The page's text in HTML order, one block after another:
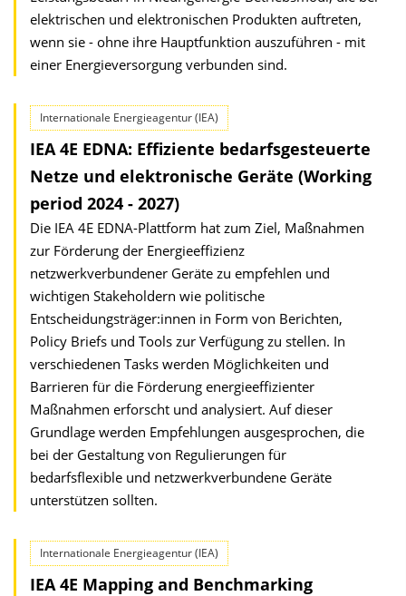
elektrischen und elektronischen Produkten auftreten,
wenn sie - ohne ihre Haupt­funktion auszuführen - mit
einer Energieversorgung verbunden sind.
Internationale Energieagentur (IEA)
IEA 4E EDNA: Effiziente bedarfsgesteuerte
Netze und elektronische Geräte (Working
period 2024 - 2027)
Die IEA 4E EDNA-Plattform hat zum Ziel, Maßnahmen
zur Förderung der Energieeffizienz
netzwerkverbundener Geräte zu empfehlen und
wichtigen Stakeholdern wie politische
Entscheidungsträger:innen in Form von Berichten,
Policy Briefs und Tools zur Verfügung zu stellen. In
verschiedenen Tasks werden Möglichkeiten und
Barrieren für die Förderung energieeffizienter
Maßnahmen erforscht und analysiert. Auf dieser
Grundlage werden Empfehlungen ausgesprochen, die
bei der Gestaltung von Regulierungen für
bedarfsflexible und netzwerkverbundene Geräte
unterstützen sollten.
Internationale Energieagentur (IEA)
IEA 4E Mapping and Benchmarking